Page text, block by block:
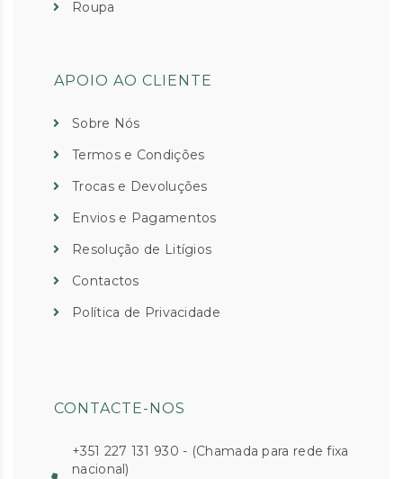
Roupa
APOIO AO CLIENTE
Sobre Nós
Termos e Condições
Trocas e Devoluções
Envios e Pagamentos
Resolução de Litígios
Contactos
Política de Privacidade
CONTACTE-NOS
+351 227 131 930 - (Chamada para rede fixa
nacional)